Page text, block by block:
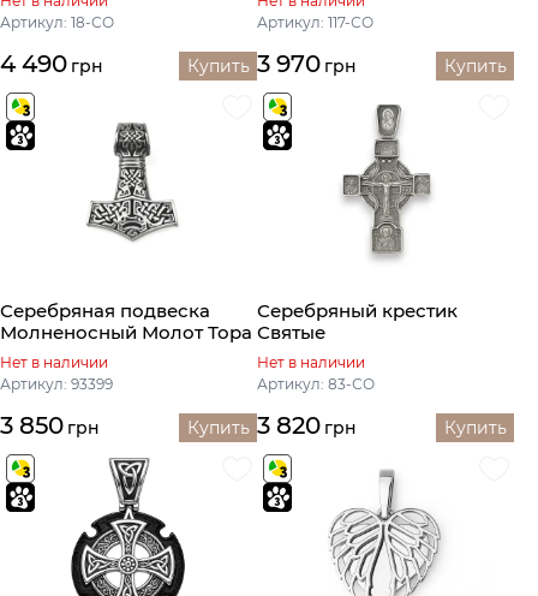
Артикул: 18-СО
4 490 грн Купить
Артикул: 117-СО
3 970 грн Купить
Серебряная подвеска
Молненосный Молот Тора
Нет в наличии
Артикул: 93399
3 850 грн Купить
Серебряный крестик
Святые
Нет в наличии
Артикул: 83-СО
3 820 грн Купить